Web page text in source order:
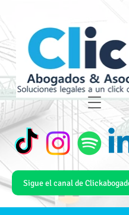
Sigue el canal de